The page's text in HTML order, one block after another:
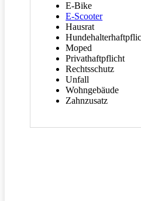
E-Bike
E-Scooter
Hausrat
Moped
Privathaftpflicht
Rechtsschutz
Unfall
Wohngebäude
Zahnzusatz